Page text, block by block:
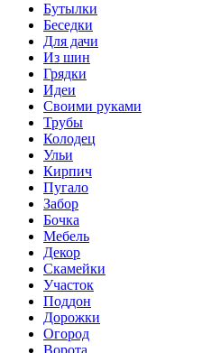
Бутылки
Беседки
Для дачи
Из шин
Грядки
Идеи
Своими руками
Трубы
Колодец
Ульи
Кирпич
Пугало
Забор
Бочка
Мебель
Декор
Скамейки
Участок
Поддон
Дорожки
Огород